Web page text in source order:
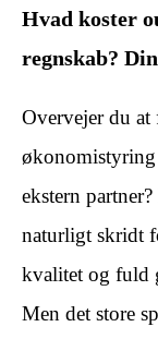
Hvad koster
regnskab?
Overvejer du
økonomistyring
ekstern
naturligt skridt
kvalitet og fuld
Men det store